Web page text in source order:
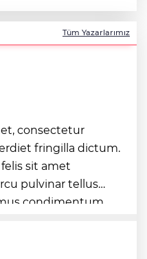
çocuklar kitapların
Elazığ'a gönül köprüsü
Hekimlik 5 dakikaya
Tüm Yazarlarımız
consectetur
fringilla dictum.
sit amet
pulvinar tellus
condimentum
sapien. Praese